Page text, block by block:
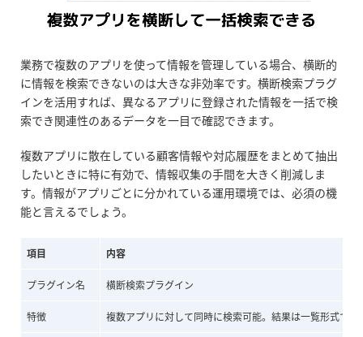
業務で複数のアプリを使って情報を管理している場合、横断的
に情報を検索できないのは大きな非効率です。横断検索プラグ
インを活用すれば、異なるアプリに登録された情報を一括で検
索でき関連性のあるデータを一目で確認できます。
複数アプリに散在している顧客情報や対応履歴をまとめて抽出
したいときに特に有効で、情報収集の手間を大きく削減しま
す。情報がアプリごとに分かれている運用環境では、必須の機
能と言えるでしょう。
項目 内容
プラグイン名 横断検索プラグイン
特徴 複数アプリに対して同時に検索可能。結果は一覧形式で表